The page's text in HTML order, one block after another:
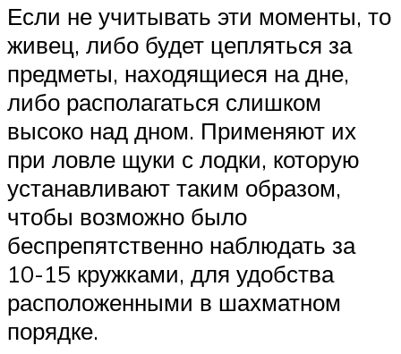
Если не учитывать эти моменты, то
живец, либо будет цепляться за
предметы, находящиеся на дне,
либо располагаться слишком
высоко над дном. Применяют их
при ловле щуки с лодки, которую
устанавливают таким образом,
чтобы возможно было
беспрепятственно наблюдать за
10-15 кружками, для удобства
расположенными в шахматном
порядке.